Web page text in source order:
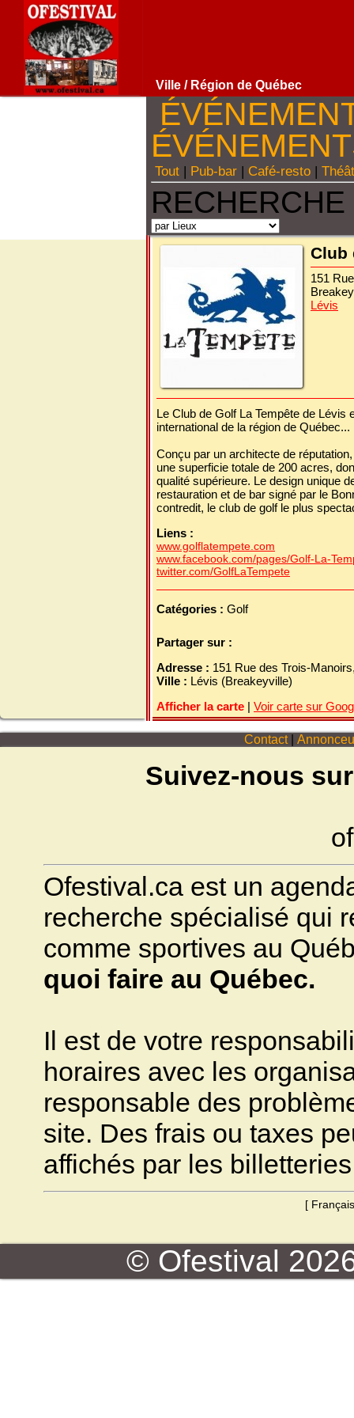
Ville / Région de Québec
Tout | Pub-bar | Café-resto |
Club
151
Lévis
Le Club de Golf La Tempête de Lévis
international de la région de Québec...
Conçu par un architecte de
une superficie totale de 200 acres,
qualité supérieure. Le design unique
restauration et de bar signé par le
contredit, le club de golf le plus
Liens :
www.golflatempete.com
www.facebook.com/pages/Golf-La-
twitter.com/GolfLaTempete
Catégories : Golf
Partager sur :
Adresse : 151 Rue des Trois-
Ville : Lévis (Breakeyville)
Afficher la carte | Voir carte sur
Contact
Suivez-nous
Ofestival.ca est un
recherche spécialisé qui
comme sportives au
quoi faire au Québec.
Il est de votre
horaires avec les
responsable des
site. Des frais ou taxes
affichés par les
[ Français
© Ofestival